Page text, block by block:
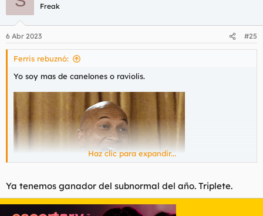
e
s
Freak
6 Abr 2023 #25
Ferris rebuznó:
Yo soy mas de canelones o raviolis.
Haz clic para expandir...
Ya tenemos ganador del subnormal del año. Triplete.